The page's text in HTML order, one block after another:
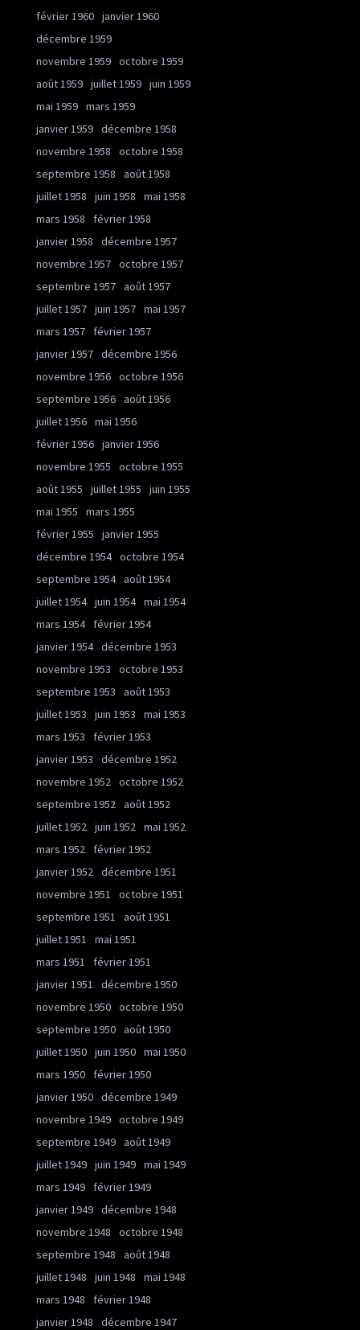
février 1960 janvier 1960
décembre 1959
novembre 1959 octobre 1959
août 1959 juillet 1959 juin 1959
mai 1959 mars 1959
janvier 1959 décembre 1958
novembre 1958
octobre 1958
septembre 1958
août 1958
juillet 1958
juin 1958
mai 1958
mars 1958
février 1958
janvier 1958
décembre 1957
novembre 1957 octobre 1957
septembre 1957 août 1957
juillet 1957 juin 1957 mai 1957
mars 1957
février 1957
janvier 1957 décembre 1956
novembre 1956 octobre 1956
septembre 1956 août 1956
juillet 1956 mai 1956
février 1956 janvier 1956
novembre 1955
octobre 1955
août 1955
juillet 1955
juin 1955
mai 1955
mars 1955
février 1955
janvier 1955
décembre 1954 octobre 1954
septembre 1954 août 1954
juillet 1954 juin 1954 mai 1954
mars 1954
février 1954
janvier 1954 décembre 1953
novembre 1953
octobre 1953
septembre 1953
août 1953
juillet 1953
juin 1953
mai 1953
mars 1953
février 1953
janvier 1953
décembre 1952
novembre 1952 octobre 1952
septembre 1952 août 1952
juillet 1952 juin 1952 mai 1952
mars 1952
février 1952
janvier 1952 décembre 1951
novembre 1951
octobre 1951
septembre 1951
août 1951
juillet 1951
mai 1951
mars 1951
février 1951
janvier 1951
décembre 1950
novembre 1950 octobre 1950
septembre 1950 août 1950
juillet 1950 juin 1950 mai 1950
mars 1950
février 1950
janvier 1950 décembre 1949
novembre 1949 octobre 1949
septembre 1949 août 1949
juillet 1949 juin 1949 mai 1949
mars 1949
février 1949
janvier 1949 décembre 1948
novembre 1948
octobre 1948
septembre 1948
août 1948
juillet 1948
juin 1948
mai 1948
mars 1948
février 1948
janvier 1948
décembre 1947